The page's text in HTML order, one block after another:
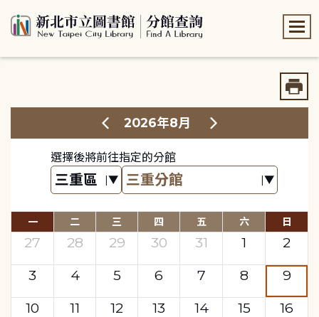
2026年8月
選擇後將前往指定的分館
一 二 三 四 五 六 日
27 28 29 30 31 1
2
3
4 5 6 7 8
9
10
11 12 13 14 15
16